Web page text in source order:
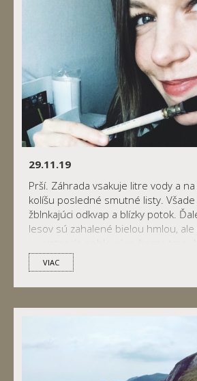
29.11.19
Prší. Záhrada vsakuje litre vody a
kolíšu posledné smutné listy. Všade
žblnkajúci odkvap a blízky potok.
lesov sú zahalené bielou hmlou,
pustého hororu. Ako môže niekto
rád? :} …sľúbila […]
VIAC